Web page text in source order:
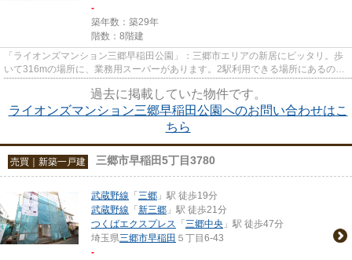
-
築年数：築29年
階数：8階建
「ライオンズマンション三郷早稲田公園」：三郷市エリアの新居にピッタリ。歩
いて316mの場所に、業務用スーパーがあります。2駅利用できる場所にあるので
過去に掲載していた物件です。
ライオンズマンション三郷早稲田公園へのお問い合わせはこ
ちら
売買｜新築一戸建 三郷市早稲田5丁目3780
武蔵野線 「 三郷 」駅 徒歩19分
武蔵野線 「 新三郷 」駅 徒歩21分
つくばエクスプレス 「 三郷中央 」駅 徒歩47分
埼玉県三郷市早稲田 ５丁目6-43
-